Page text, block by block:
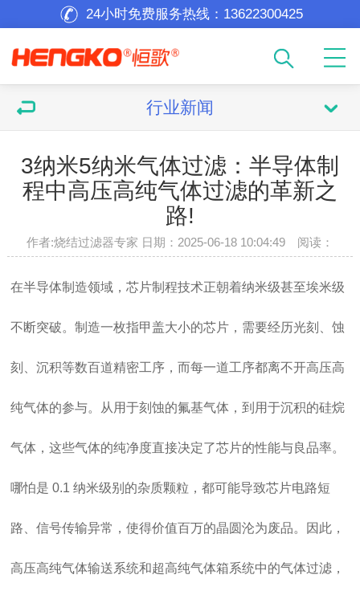
24小时免费服务热线： 13622300425
行业新闻
3纳米5纳米气体过滤：半导体制
程中高压高纯气体过滤的革新之
路!
作者:烧结过滤器专家 日期：2025-06-18 10:04:49 阅读：
在半导体制造领域，芯片制程技术正朝着纳米级甚至埃米级
不断突破。制造一枚指甲盖大小的芯片，需要经历光刻、蚀
刻、沉积等数百道精密工序，而每一道工序都离不开高压高
纯气体的参与。从用于刻蚀的氟基气体，到用于沉积的硅烷
气体，这些气体的纯净度直接决定了芯片的性能与良品率。
哪怕是 0.1 纳米级别的杂质颗粒，都可能导致芯片电路短
路、信号传输异常，使得价值百万的晶圆沦为废品。因此，
高压高纯气体输送系统和超高纯气体箱系统中的气体过滤，